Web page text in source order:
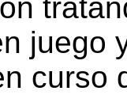
juego
curso